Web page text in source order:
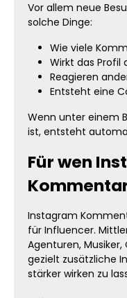
Vor allem neue
solche Dinge:
Wie viele
Wirkt das Profil
Reagieren
Entsteht eine
Wenn unter einem
ist, entsteht
Für wen
Instagram
für Influencer.
Agenturen,
gezielt zusätzliche
stärker wirken zu